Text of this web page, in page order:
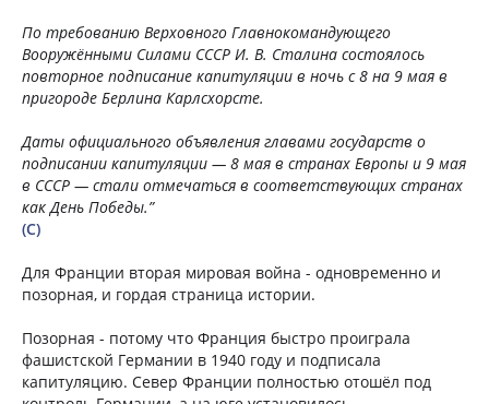
По требованию Верховного Главнокомандующего
Вооружёнными Силами СССР И. В. Сталина состоялось
повторное подписание капитуляции в ночь с 8 на 9 мая в
пригороде Берлина Карлсхорсте.
Даты официального объявления главами государств о
подписании капитуляции — 8 мая в странах Европы и 9 мая
в СССР — стали отмечаться в соответствующих странах
как День Победы.”
(C)
Для Франции вторая мировая война - одновременно и
позорная, и гордая страница истории.
Позорная - потому что Франция быстро проиграла
фашистской Германии в 1940 году и подписала
капитуляцию. Север Франции полностью отошёл под